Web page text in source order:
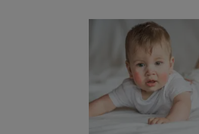
Atopowe
zapalenie